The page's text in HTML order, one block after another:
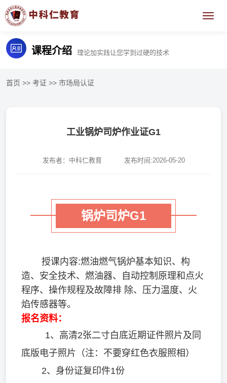
课程介绍 理论加实践让您学到过硬的技术
首页 >> 考证 >> 市场局认证
工业锅炉司炉作业证G1
发布者：中科仁教育 发布时间:2026-05-20
锅炉司炉G1
授课内容:燃油燃气锅炉基本知识、构
造、安全技术、燃油器、自动控制原理和点火
程序、操作规程及故障排 除、压力温度、火
焰传感器等。
报名资料：
1、高清2张二寸白底近期证件照片及同
底版电子照片（注：不要穿红色衣服照相）
2、身份证复印件1份